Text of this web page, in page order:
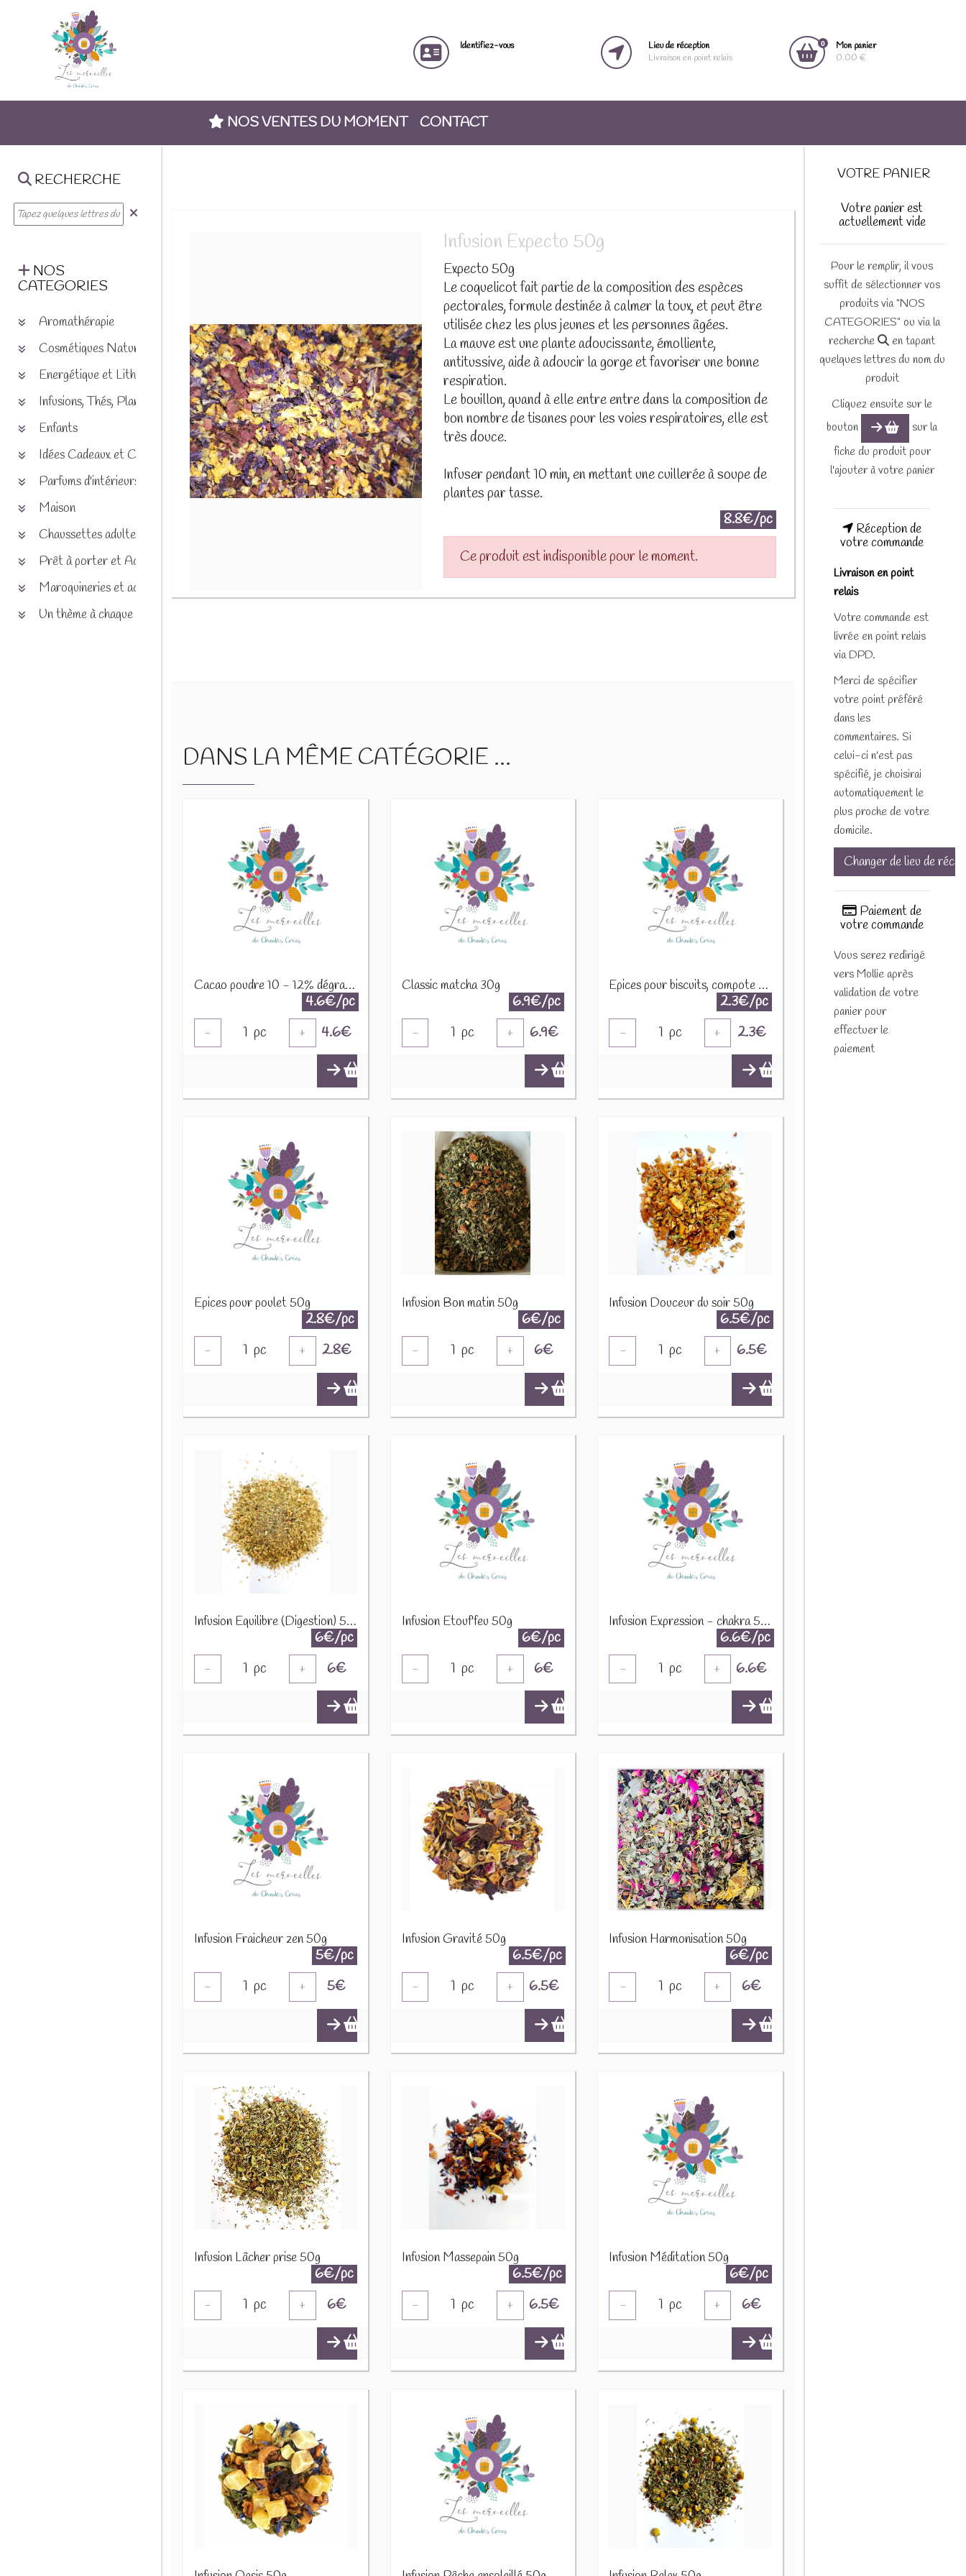
Identifiez-vous
Lieu de réception
Livraison en point relais
0
Mon panier
0.00 €
NOS VENTES DU MOMENT CONTACT
RECHERCHE
NOS
CATEGORIES
Aromathérapie
Cosmétiques Naturels
Energétique et Lithothérapie
Infusions, Thés, Plantes et produits naturels
Enfants
Idées Cadeaux et Chèques
Parfums d'intérieurs
Maison
Chaussettes adultes et enfants
Prêt à porter et Accessoires
Maroquineries et accessoires
Un thème à chaque saison
Infusion Expecto 50g
Expecto 50g
Le coquelicot fait partie de la composition des espèces
pectorales, formule destinée à calmer la toux, et peut être
utilisée chez les plus jeunes et les personnes âgées.
La mauve est une plante adoucissante, émolliente,
antitussive, aide à adoucir la gorge et favoriser une bonne
respiration.
Le bouillon, quand à elle entre entre dans la composition de
bon nombre de tisanes pour les voies respiratoires, elle est
très douce.
Infuser pendant 10 min, en mettant une cuillerée à soupe de
plantes par tasse.
8.8€/pc
Ce produit est indisponible pour le moment.
DANS LA MÊME CATÉGORIE ...
Cacao poudre 10 - 12% dégraissé torréfié 100g
4.6€/pc
- 1 pc + 4.6€
Classic matcha 30g
6.9€/pc
- 1 pc + 6.9€
Epices pour biscuits, compote et crumble 30g
2.3€/pc
- 1 pc + 2.3€
Epices pour poulet 50g
2.8€/pc
- 1 pc + 2.8€
Infusion Bon matin 50g
6€/pc
- 1 pc + 6€
Infusion Douceur du soir 50g
6.5€/pc
- 1 pc + 6.5€
Infusion Equilibre (Digestion) 50g
6€/pc
- 1 pc + 6€
Infusion Etouf'feu 50g
6€/pc
- 1 pc + 6€
Infusion Expression - chakra 5 - 50g
6.6€/pc
- 1 pc + 6.6€
Infusion Fraicheur zen 50g
5€/pc
- 1 pc + 5€
Infusion Gravité 50g
6.5€/pc
- 1 pc + 6.5€
Infusion Harmonisation 50g
6€/pc
- 1 pc + 6€
Infusion Lâcher prise 50g
6€/pc
- 1 pc + 6€
Infusion Massepain 50g
6.5€/pc
- 1 pc + 6.5€
Infusion Méditation 50g
6€/pc
- 1 pc + 6€
VOTRE PANIER
Votre panier est
actuellement vide
Pour le remplir, il vous
suffit de sélectionner vos
produits via "NOS
CATEGORIES" ou via la
recherche
en tapant
quelques lettres du nom du
produit
Cliquez ensuite sur le
bouton
sur la
fiche du produit pour
l'ajouter à votre panier
Réception de
votre commande
Livraison en point
relais
Votre commande est
livrée en point relais
via DPD.
Merci de spécifier
votre point préféré
dans les
commentaires. Si
celui-ci n'est pas
spécifié, je choisirai
automatiquement le
plus proche de votre
domicile.
Changer de lieu de
Paiement de
votre commande
Vous serez redirigé
vers Mollie après
validation de votre
panier pour
effectuer le
paiement